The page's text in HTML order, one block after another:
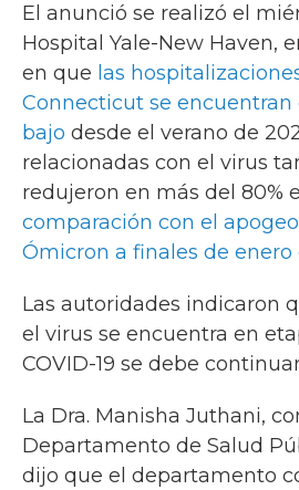
El anunció se realizó el
Hospital Yale-New Haven,
en que las
Connecticut se
bajo desde el verano de
relacionadas con el virus
redujeron en más del 80%
comparación con el
Ómicron a finales de enero
Las autoridades indicaron
el virus se encuentra en
COVID-19 se debe
La Dra. Manisha Juthani,
Departamento de Salud
dijo que el departamento